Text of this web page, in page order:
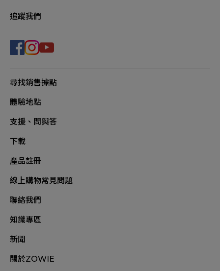
追蹤我們
尋找銷售據點
體驗地點
支援、問與答
下載
產品註冊
線上購物常見問題
聯絡我們
知識專區
新聞
關於ZOWIE